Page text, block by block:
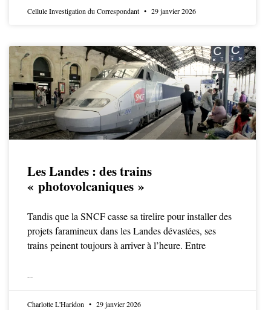
Cellule Investigation du Correspondant 29 janvier 2026
Les Landes : des trains
« photovolcaniques »
Tandis que la SNCF casse sa tirelire pour installer des
projets faramineux dans les Landes dévastées, ses
trains peinent toujours à arriver à l’heure. Entre
Charlotte L'Haridon 29 janvier 2026